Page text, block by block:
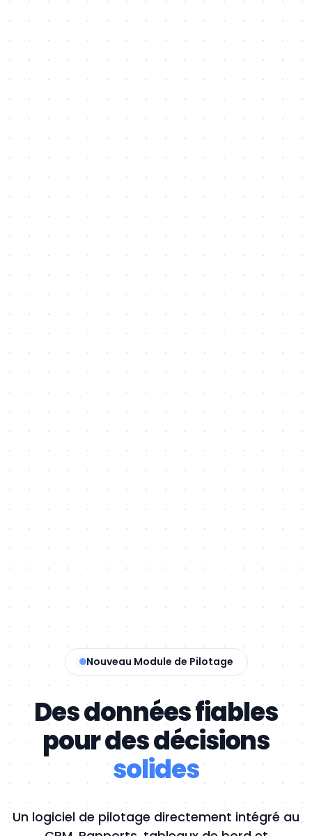
Nouveau Module de Pilotage
Des données fiables
pourdes décisions
solides
Un logiciel de pilotage directement intégré au